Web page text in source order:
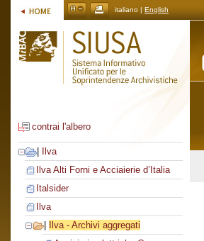
italiano | English
contrai l'albero
Ilva
Ilva Alti Forni e Acciaierie d’Italia
Italsider
Ilva
Ilva - Archivi aggregati